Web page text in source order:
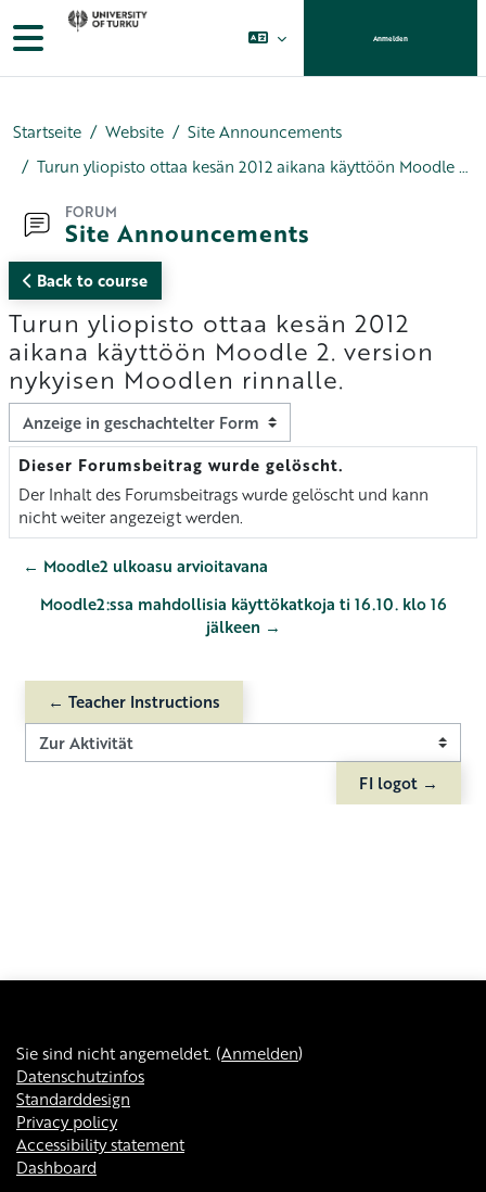
Zum Hauptinhalt
Website-Übersicht Anmelden
Startseite Website
Site Announcements
Turun yliopisto ottaa kesän 2012 aikana käyttöön Moodle 2. version nykyisen Moodlen rinnalle.
FORUM
Site Announcements
Back to course
Turun yliopisto ottaa kesän 2012
aikana käyttöön Moodle 2. version
nykyisen Moodlen rinnalle.
Anzeigemodus
Dieser Forumsbeitrag wurde gelöscht.
Anzahl Antworten: 0
Der Inhalt des Forumsbeitrags wurde gelöscht und kann
nicht weiter angezeigt werden.
← Moodle2 ulkoasu arvioitavana
Moodle2:ssa mahdollisia käyttökatkoja ti 16.10. klo 16
jälkeen →
← Teacher Instructions
Zur Aktivität
FI logot →
Sie sind nicht angemeldet. (Anmelden)
Datenschutzinfos
Standarddesign
Privacy policy
Accessibility statement
Dashboard